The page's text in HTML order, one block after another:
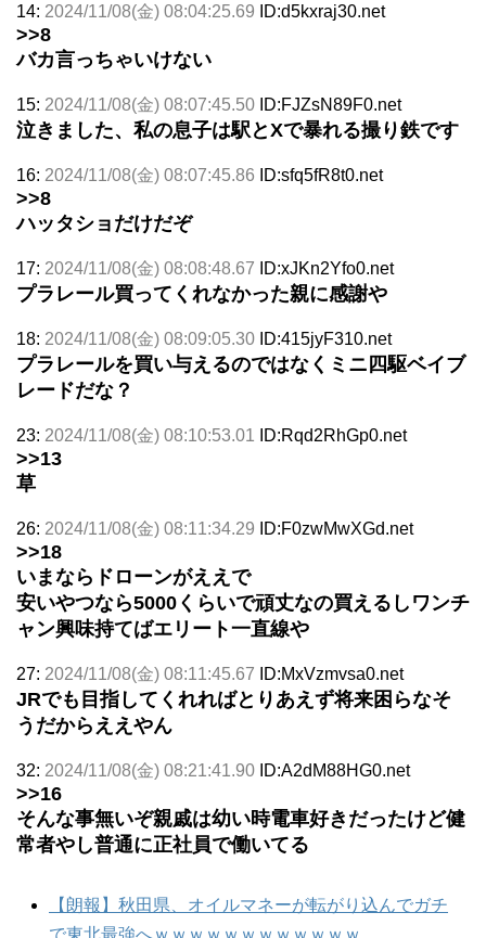
14: 2024/11/08(金) 08:04:25.69 ID:d5kxraj30.net
>>8
バカ言っちゃいけない
15: 2024/11/08(金) 08:07:45.50 ID:FJZsN89F0.net
泣きました、私の息子は駅とXで暴れる撮り鉄です
16: 2024/11/08(金) 08:07:45.86 ID:sfq5fR8t0.net
>>8
ハッタショだけだぞ
17: 2024/11/08(金) 08:08:48.67 ID:xJKn2Yfo0.net
プラレール買ってくれなかった親に感謝や
18: 2024/11/08(金) 08:09:05.30 ID:415jyF310.net
プラレールを買い与えるのではなくミニ四駆ベイブ
レードだな？
23: 2024/11/08(金) 08:10:53.01 ID:Rqd2RhGp0.net
>>13
草
26: 2024/11/08(金) 08:11:34.29 ID:F0zwMwXGd.net
>>18
いまならドローンがええで
安いやつなら5000くらいで頑丈なの買えるしワンチ
ャン興味持てばエリート一直線や
27: 2024/11/08(金) 08:11:45.67 ID:MxVzmvsa0.net
JRでも目指してくれればとりあえず将来困らなそ
うだからええやん
32: 2024/11/08(金) 08:21:41.90 ID:A2dM88HG0.net
>>16
そんな事無いぞ親戚は幼い時電車好きだったけど健
常者やし普通に正社員で働いてる
【朗報】秋田県、オイルマネーが転がり込んでガチ
で東北最強へｗｗｗｗｗｗｗｗｗｗｗｗ